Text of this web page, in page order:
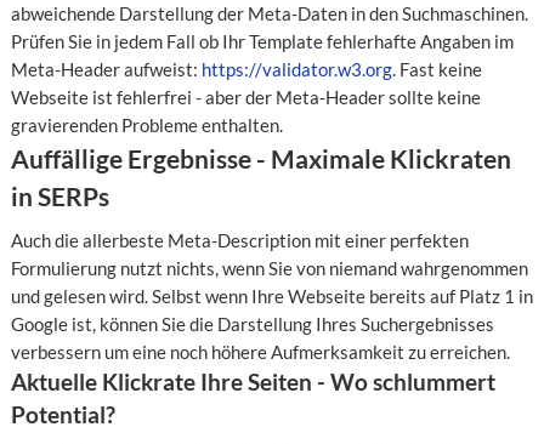
abweichende Darstellung der Meta-Daten in den Suchmaschinen.
Prüfen Sie in jedem Fall ob Ihr Template fehlerhafte Angaben im
Meta-Header aufweist: https://validator.w3.org. Fast keine
Webseite ist fehlerfrei - aber der Meta-Header sollte keine
gravierenden Probleme enthalten.
Auffällige Ergebnisse - Maximale Klickraten
in SERPs
Auch die allerbeste Meta-Description mit einer perfekten
Formulierung nutzt nichts, wenn Sie von niemand wahrgenommen
und gelesen wird. Selbst wenn Ihre Webseite bereits auf Platz 1 in
Google ist, können Sie die Darstellung Ihres Suchergebnisses
verbessern um eine noch höhere Aufmerksamkeit zu erreichen.
Aktuelle Klickrate Ihre Seiten - Wo schlummert
Potential?